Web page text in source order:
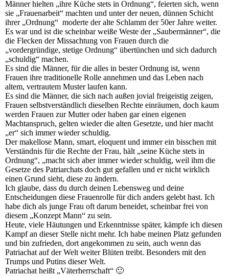
Männer hielten „ihre Küche stets in Ordnung“, feierten sich, wenn
sie „Frauenarbeit“ machten und unter der neuen, dünnen Schicht
ihrer „Ordnung“ moderte der alte Schlamm der 50er Jahre weiter.
Es war und ist die scheinbar weiße Weste der „Saubermänner“, die
die Flecken der Missachtung von Frauen durch die
„vordergründige, stetige Ordnung“ übertünchen und sich dadurch
„schuldig“ machen.
Es sind die Männer, für die alles in bester Ordnung ist, wenn
Frauen ihre traditionelle Rolle annehmen und das Leben nach
altem, vertrautem Muster laufen kann.
Es sind die Männer, die sich nach außen jovial freigeistig zeigen,
Frauen selbstverständlich dieselben Rechte einräumen, doch kaum
werden Frauen zur Mutter oder haben gar einen eigenen
Machtanspruch, gelten wieder die alten Gesetzte, und hier macht
„er“ sich immer wieder schuldig.
Der makellose Mann, smart, eloquent und immer ein bisschen mit
Verständnis für die Rechte der Frau, hält „seine Küche stets in
Ordnung“, „macht sich aber immer wieder schuldig, weil ihm die
Gesetze des Patriarchats doch gut gefallen und er nicht wirklich
einen Grund sieht, diese zu ändern.
Ich glaube, dass du durch deinen Lebensweg und deine
Entscheidungen diese Frauenrolle für dich anders gelebt hast. Ich
habe dich als junge Frau oft darum beneidet, scheinbar frei von
diesem „Konzept Mann“ zu sein.
Heute, viele Häutungen und Erkenntnisse später, kämpfe ich diesen
Kampf an dieser Stelle nicht mehr. Ich habe meinen Platz gefunden
und bin zufrieden, dort angekommen zu sein, auch wenn das
Patriachat auf der Welt weiter Blüten treibt. Besonders mit den
Trumps und Putins dieser Welt.
Patriachat heißt „Väterherrschaft“ 🙂